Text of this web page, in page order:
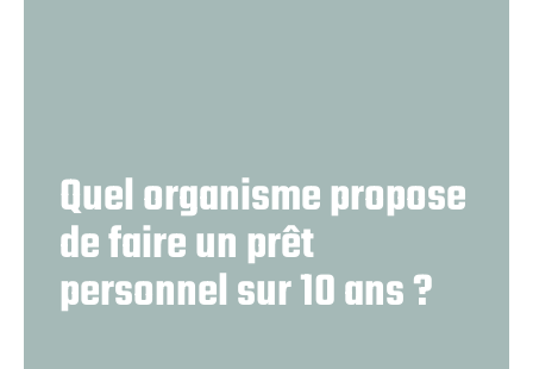
Quel organisme propose
de faire un prêt
personnel sur 10 ans ?